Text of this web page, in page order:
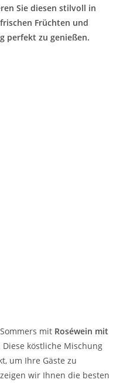
Sie diesen stilvoll in
Früchten und
perfekt zu genießen.
mit Roséwein mit
Diese köstliche Mischung
um Ihre Gäste zu
wir Ihnen die besten